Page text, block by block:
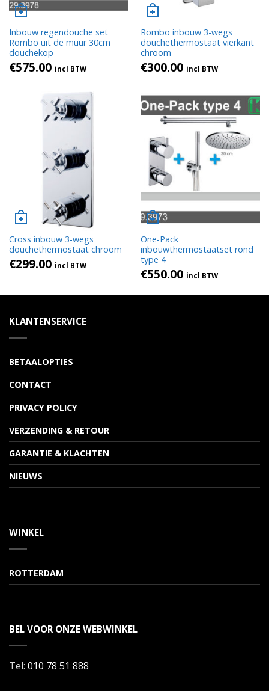
Inbouw regendouche set
Rombo uit de muur 30cm
douchekop
€575.00 incl BTW
Rombo inbouw 3-wegs
douchethermostaat vierkant
chroom
€300.00 incl BTW
Cross inbouw 3-wegs
douchethermostaat chroom
€299.00 incl BTW
One-Pack
inbouwthermostaatset rond
type 4
€550.00 incl BTW
KLANTENSERVICE
BETAALOPTIES
CONTACT
PRIVACY POLICY
VERZENDING & RETOUR
GARANTIE & KLACHTEN
NIEUWS
WINKEL
ROTTERDAM
BEL VOOR ONZE WEBWINKEL
Tel: 010 78 51 888